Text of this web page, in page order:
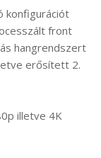
konfigurációt
front
hangrendszert
erősített 2.
illetve 4K